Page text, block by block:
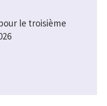
le troisième